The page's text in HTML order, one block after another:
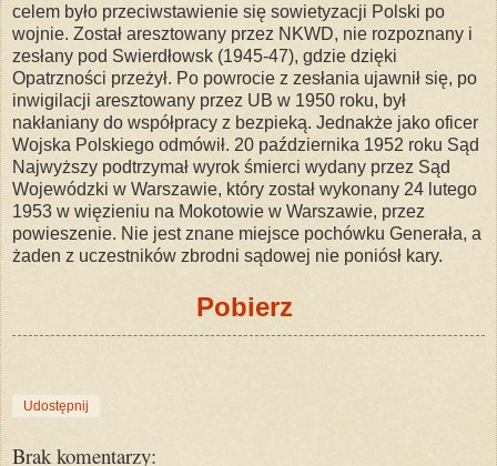
celem było przeciwstawienie się sowietyzacji Polski po
wojnie. Został aresztowany przez NKWD, nie rozpoznany i
zesłany pod Swierdłowsk (1945-47), gdzie dzięki
Opatrzności przeżył. Po powrocie z zesłania ujawnił się, po
inwigilacji aresztowany przez UB w 1950 roku, był
nakłaniany do współpracy z bezpieką. Jednakże jako oficer
Wojska Polskiego odmówił. 20 października 1952 roku Sąd
Najwyższy podtrzymał wyrok śmierci wydany przez Sąd
Wojewódzki w Warszawie, który został wykonany 24 lutego
1953 w więzieniu na Mokotowie w Warszawie, przez
powieszenie. Nie jest znane miejsce pochówku Generała, a
żaden z uczestników zbrodni sądowej nie poniósł kary.
Pobierz
Udostępnij
Brak komentarzy: